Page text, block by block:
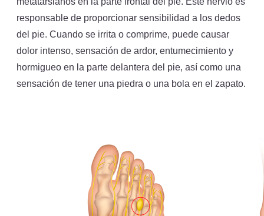
responsable de proporcionar sensibilidad a los dedos
del pie. Cuando se irrita o comprime, puede causar
dolor intenso, sensación de ardor, entumecimiento y
hormigueo en la parte delantera del pie, así como una
sensación de tener una piedra o una bola en el zapato.